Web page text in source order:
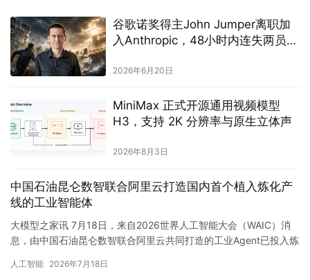
谷歌诺奖得主John Jumper离职加
入Anthropic，48小时内连失两员AI
2026年6月20日
MiniMax 正式开源通用视频模型
H3，支持 2K 分辨率与原生立体声
2026年8月3日
中国石油昆仑数智联合阿里云打造国内首个植入炼化产
线的工业智能体
大模型之家讯 7月18日，来自2026世界人工智能大会（WAIC）消
息，由中国石油昆仑数智联合阿里云共同打造的工业Agent已投入炼
人工智能 2026年7月18日